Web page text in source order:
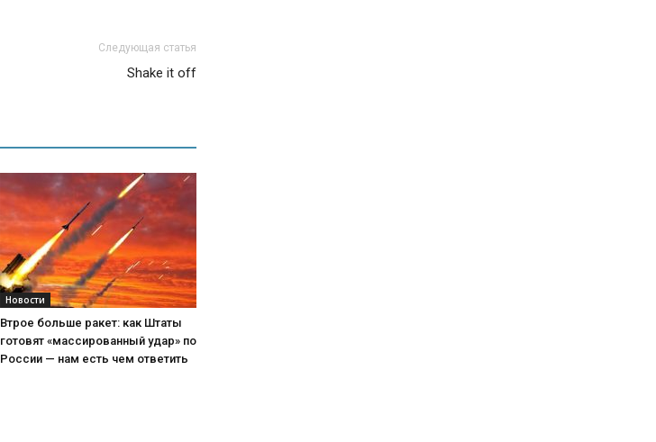
Следующая статья
Shake it off
Новости
Втрое больше ракет: как Штаты
готовят «массированный удар» по
России — нам есть чем ответить